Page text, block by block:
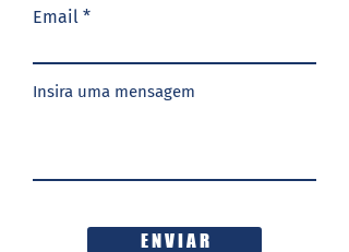
Email
Insira uma mensagem
E N V I A R